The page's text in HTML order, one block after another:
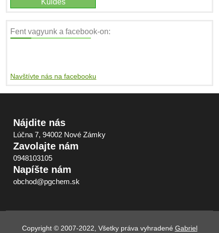
Fent vagyunk a facebook-on:
Navštívte nás na facebooku
Nájdite nás
Lúčna 7, 94002 Nové Zámky
Zavolajte nám
0948103105
Napíšte nám
obchod@pgchem.sk
Copyright © 2007-2022, Všetky práva vyhradené Gabriel